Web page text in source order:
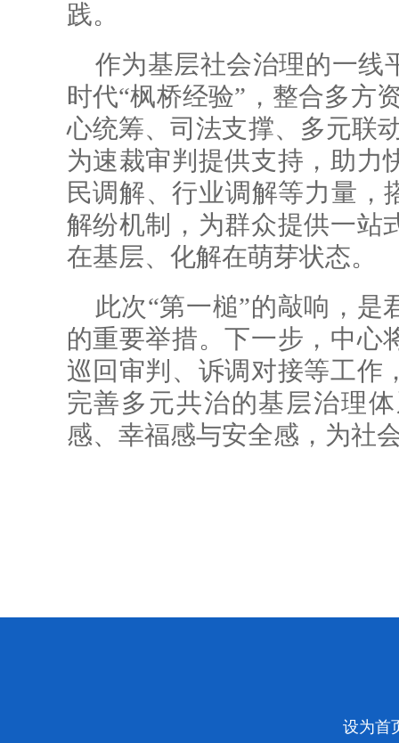
践。
作为基层社会治理的一线
时代“枫桥经验”，整合多方
心统筹、司法支撑、多元联
为速裁审判提供支持，助力
民调解、行业调解等力量，
解纷机制，为群众提供一站
在基层、化解在萌芽状态。
此次“第一槌”的敲响，
的重要举措。下一步，中心
巡回审判、诉调对接等工作
完善多元共治的基层治理
感、幸福感与安全感，为社
设为首